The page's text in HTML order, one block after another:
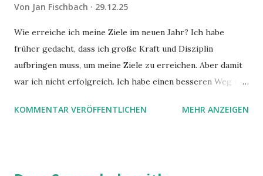
Von Jan Fischbach 29.12.25
Wie erreiche ich meine Ziele im neuen Jahr? Ich habe
früher gedacht, dass ich große Kraft und Disziplin
aufbringen muss, um meine Ziele zu erreichen. Aber damit
war ich nicht erfolgreich. Ich habe einen besseren Weg in
möchte. Darin habe ich zwei gute Begründungen gefunden,
KOMMENTAR VERÖFFENTLICHEN MEHR ANZEIGEN